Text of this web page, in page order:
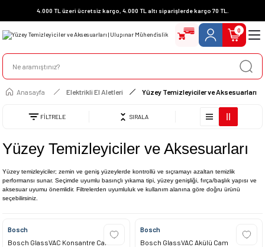
4.000 TL üzeri ücretsiz kargo, 4.000 TL altı siparişlerde kargo 70 TL.
0
Anasayfa Elektrikli El Aletleri Yüzey Temizleyiciler ve Aksesuarları
FİLTRELE SIRALA
Yüzey Temizleyiciler ve Aksesuarları
Yüzey temizleyiciler; zemin ve geniş yüzeylerde kontrollü ve sıçramayı azaltan temizlik
performansı sunar. Seçimde uyumlu basınçlı yıkama tipi, yüzey genişliği, fırça/başlık yapısı ve
aksesuar uyumu önemlidir. Filtrelerden uyumluluk ve kullanım alanına göre doğru ürünü
seçebilirsiniz.
Bosch
Bosch GlassVAC Konsantre Cam
Bosch
Bosch GlassVAC Akülü Cam